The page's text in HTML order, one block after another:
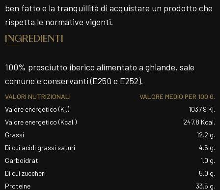
ben fatto e la tranquillità di acquistare un prodotto che
rispetta le normative vigenti.
INGREDIENTI
100% prosciutto iberico alimentato a ghiande, sale
comune e conservanti (E250 e E252).
VALORI NUTRIZIONALI
VALORE MEDIO PER 100 G.
Valore energetico (Kj.)
1037.9 Kj.
Valore energetico (Kcal.)
247.8 Kcal.
Grassi
12.2 g.
Di cui acidi grassi saturi
4.6 g.
Carboidrati
1.0 g.
Di cui zuccheri
5.0 g.
Proteine
33.5 g.